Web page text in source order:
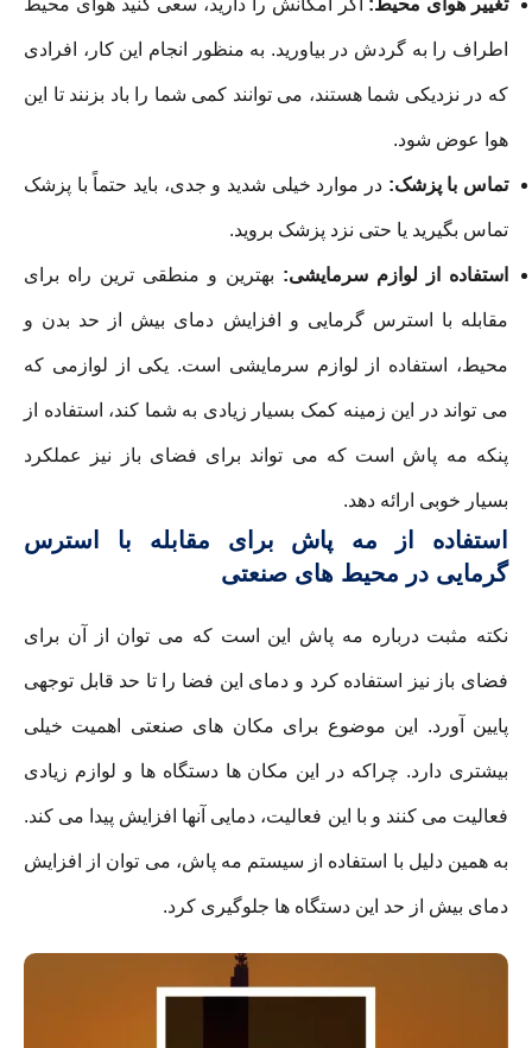
تغییر هوای محیط: اگر امکانش را دارید، سعی کنید هوای محیط
اطراف را به گردش در بیاورید. به منظور انجام این کار، افرادی
که در نزدیکی شما هستند، می توانند کمی شما را باد بزنند تا این
هوا عوض شود.
تماس با پزشک: در موارد خیلی شدید و جدی، باید حتماً با پزشک
تماس بگیرید یا حتی نزد پزشک بروید.
استفاده از لوازم سرمایشی: بهترین و منطقی ترین راه برای
مقابله با استرس گرمایی و افزایش دمای بیش از حد بدن و
محیط، استفاده از لوازم سرمایشی است. یکی از لوازمی که
می تواند در این زمینه کمک بسیار زیادی به شما کند، استفاده از
پنکه مه پاش است که می تواند برای فضای باز نیز عملکرد
بسیار خوبی ارائه دهد.
استفاده از مه پاش برای مقابله با استرس
گرمایی در محیط های صنعتی
نکته مثبت درباره مه پاش این است که می توان از آن برای
فضای باز نیز استفاده کرد و دمای این فضا را تا حد قابل توجهی
پایین آورد. این موضوع برای مکان های صنعتی اهمیت خیلی
بیشتری دارد. چراکه در این مکان ها دستگاه ها و لوازم زیادی
فعالیت می کنند و با این فعالیت، دمایی آنها افزایش پیدا می کند.
به همین دلیل با استفاده از سیستم مه پاش، می توان از افزایش
دمای بیش از حد این دستگاه ها جلوگیری کرد.